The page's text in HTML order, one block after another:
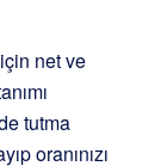
net ve
tutma
oranınızı